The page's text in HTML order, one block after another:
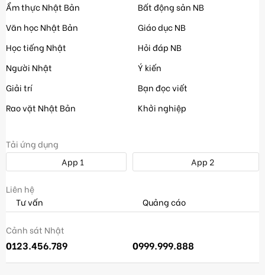
Ẩm thực Nhật Bản
Văn học Nhật Bản
Học tiếng Nhật
Người Nhật
Giải trí
Rao vặt Nhật Bản
Bất động sản NB
Giáo dục NB
Hỏi đáp NB
Ý kiến
Bạn đọc viết
Khởi nghiệp
Tải ứng dụng
App 1
App 2
Liên hệ
Tư vấn
Quảng cáo
Cảnh sát Nhật
0123.456.789 0999.999.888